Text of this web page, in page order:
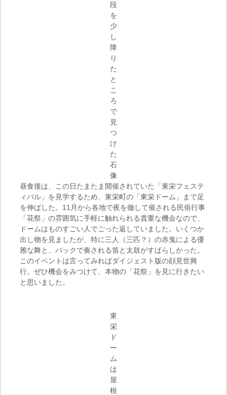
段
を
少
し
降
り
た
と
こ
ろ
で
見
つ
け
た
石
像
昼食後は、この日たまたま開催されていた「東栄フェステ
ィバル」を見学するため、東栄町の「東栄ドーム」まで足
を伸ばした。11月から各地で夜を徹して催される民俗行事
「花祭」の雰囲気に手軽に触れられる貴重な機会なので、
ドームはものすごい人でごった返していました。いくつか
出し物を見ましたが、特に三人（三匹？）の赤鬼による優
雅な舞と、バックで奏される笛と太鼓がすばらしかった。
このイベントは言ってみればダイジェスト版の顔見世興
行。ぜひ機会をみつけて、本物の「花祭」を見に行きたい
と思いました。
東
栄
ド
ー
ム
は
屋
根